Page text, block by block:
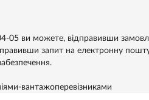
05 ви можете, відправивши
запит на електронну
вантажоперевізниками